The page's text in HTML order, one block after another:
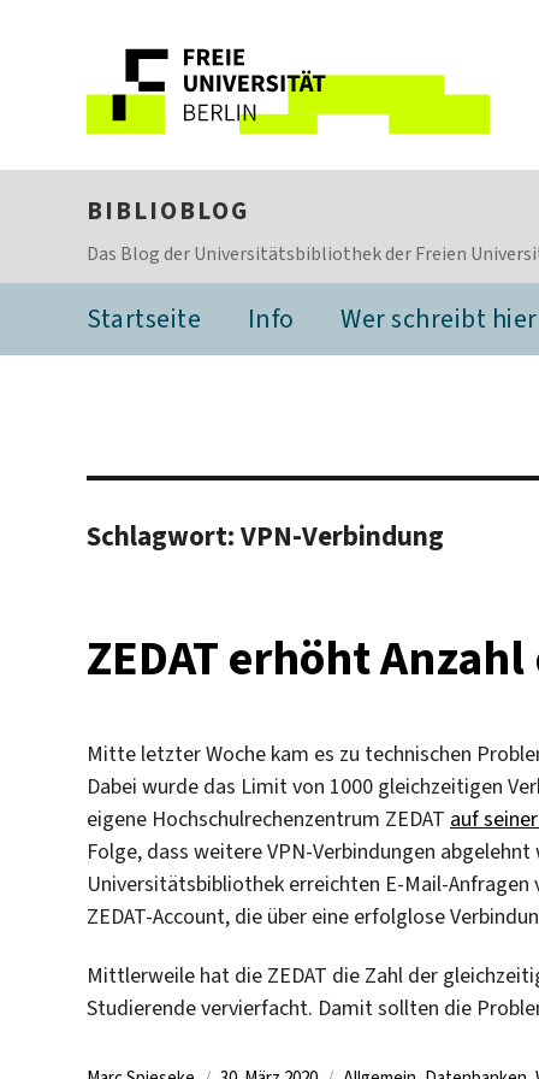
BIBLIOBLOG
Das Blog der Universitätsbibliothek der Freien
Startseite Info Wer schreibt
Schlagwort: VPN-Verbindung
ZEDAT erhöht
Mitte letzter Woche kam es zu technischen
Dabei wurde das Limit von 1000 gleichzeitigen
eigene Hochschulrechenzentrum ZEDAT auf
Folge, dass weitere VPN-Verbindungen abgelehnt
Universitätsbibliothek erreichten E-Mail-
ZEDAT-Account, die über eine erfolglose
Mittlerweile hat die ZEDAT die Zahl der
Studierende vervierfacht. Damit sollten die